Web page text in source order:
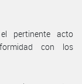
pertinente acto
con los